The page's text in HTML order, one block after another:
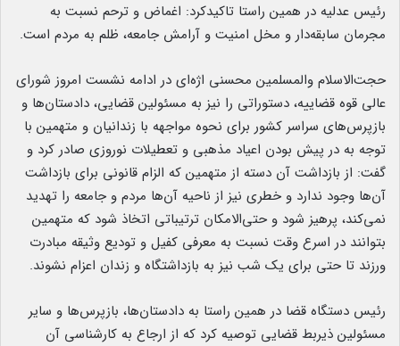
رئیس عدلیه در همین راستا تاکیدکرد: اغماض و ترحم نسبت به
مجرمان سابقه‌دار و مخل امنیت و آرامش جامعه، ظلم به مردم است.
حجت‌الاسلام والمسلمین محسنی اژه‌ای در ادامه نشست امروز شورای
عالی قوه قضاییه، دستوراتی را نیز به مسئولین قضایی، دادستان‌ها و
بازپرس‌های سراسر کشور برای نحوه مواجهه با زندانیان و متهمین با
توجه به در پیش بودن اعیاد مذهبی و تعطیلات نوروزی صادر کرد و
گفت: از بازداشت آن دسته از متهمین که الزام قانونی برای بازداشت
آن‌ها وجود ندارد و خطری نیز از ناحیه آن‌ها مردم و جامعه را تهدید
نمی‌کند، پرهیز شود و حتی‌الامکان ترتیباتی اتخاذ شود که متهمین
بتوانند در اسرع وقت نسبت به معرفی کفیل و تودیع وثیقه مبادرت
ورزند تا حتی برای یک شب نیز به بازداشتگاه و زندان اعزام نشوند.
رئیس دستگاه قضا در همین راستا به دادستان‌ها، بازپرس‌ها و سایر
مسئولین ذیربط قضایی توصیه کرد که از ارجاع به کارشناسی آن